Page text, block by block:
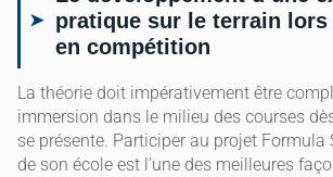
pratique sur le terrain lors
en compétition
La théorie doit impérativement être
immersion dans le milieu des courses
se présente. Participer au projet Formula
de son école est l’une des meilleures